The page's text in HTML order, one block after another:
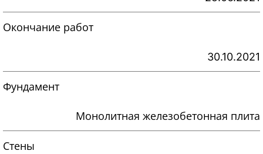
Окончание работ
30.10.2021
Фундамент
Монолитная железобетонная плита
Стены